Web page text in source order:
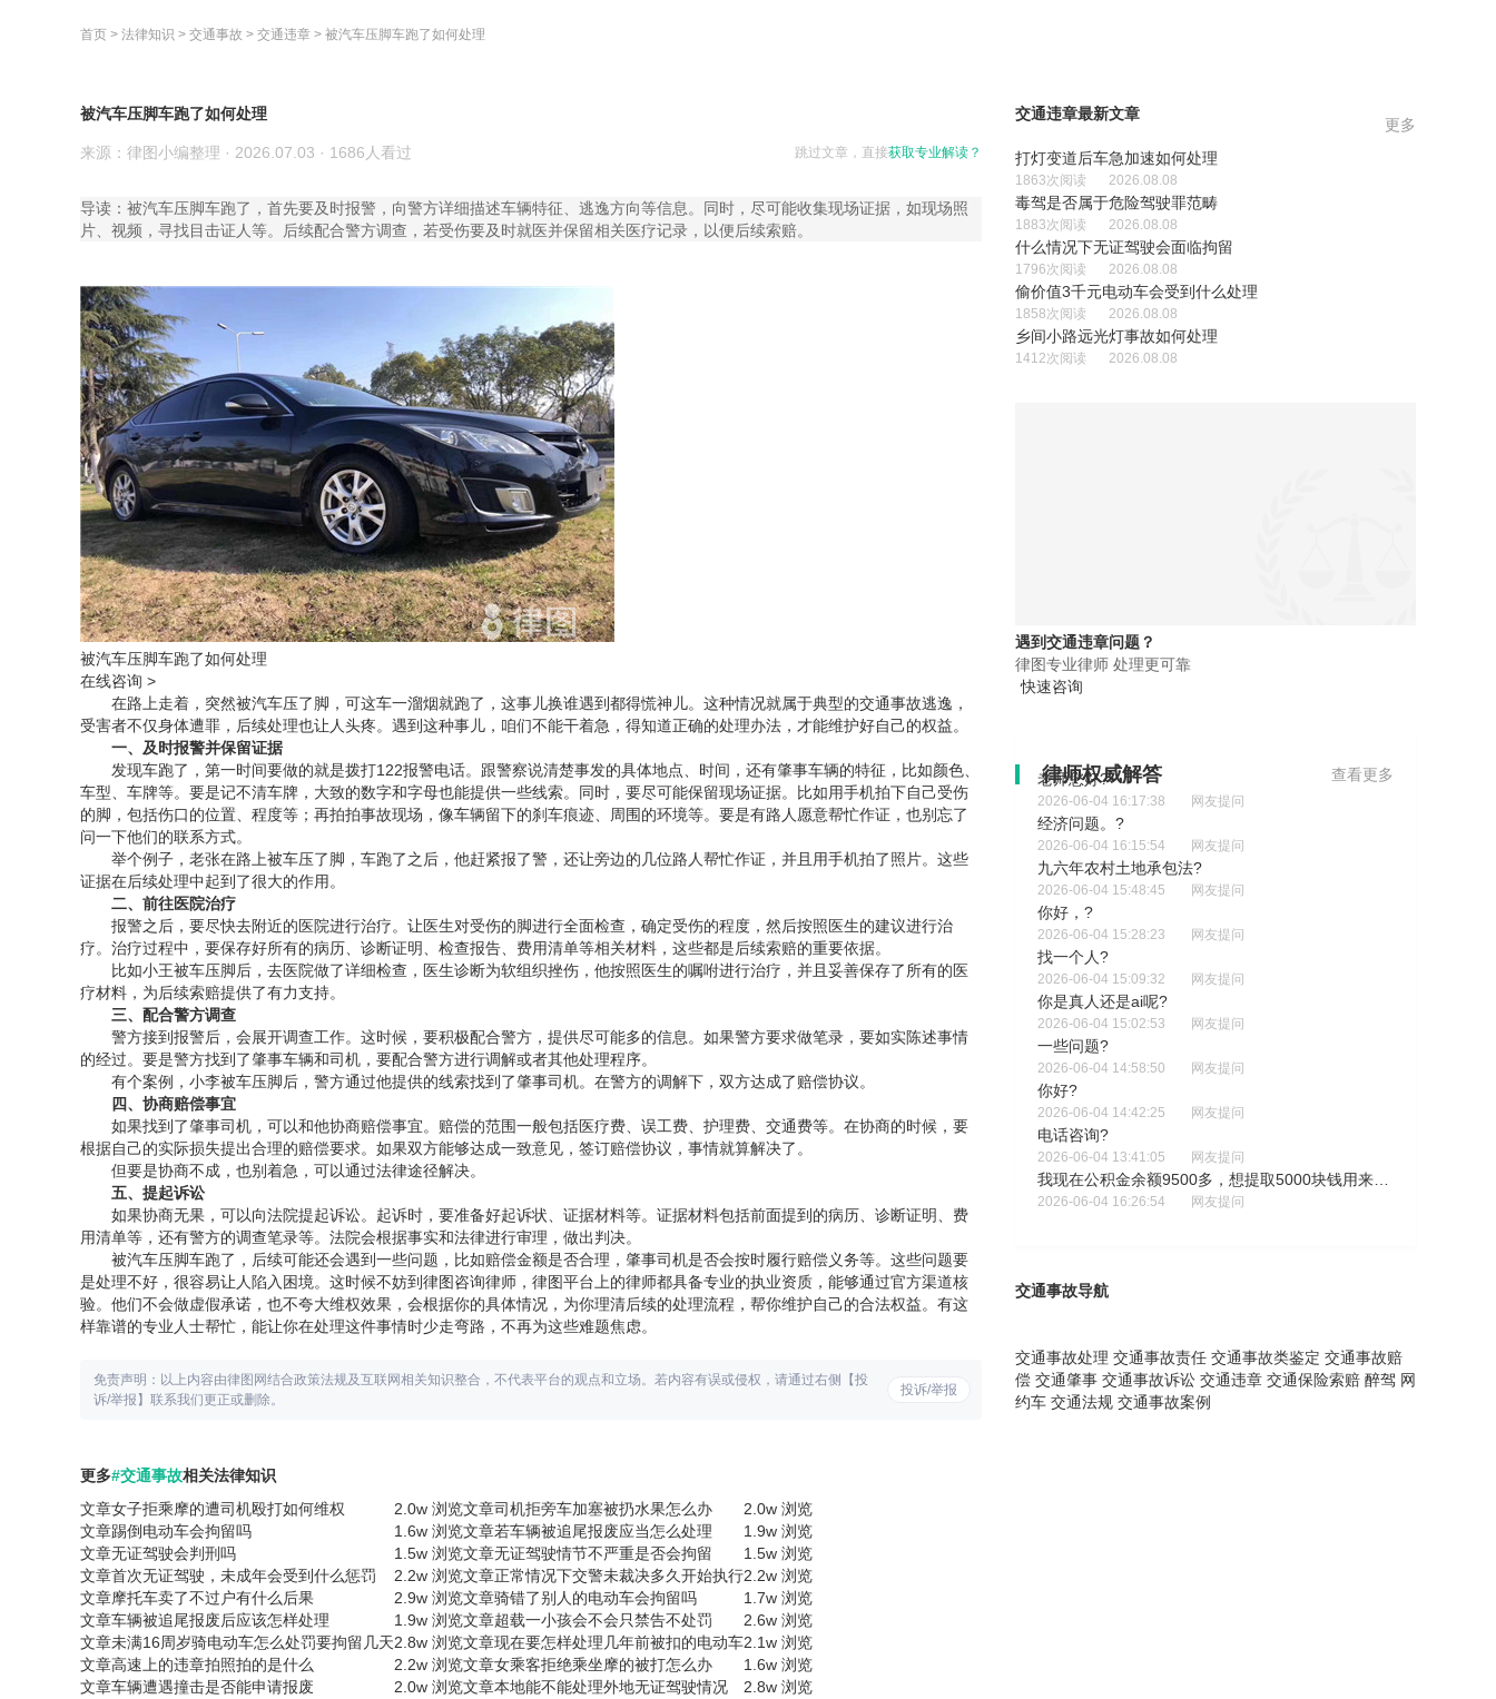
首页 > 法律知识 > 交通事故 > 交通违章 > 被汽车压脚车跑了如何处理
被汽车压脚车跑了如何处理
跳过文章，直接获取专业解读？
来源：律图小编整理 · 2026.07.03 · 1686人看过
导读：被汽车压脚车跑了，首先要及时报警，向警方详细描述车辆特征、逃逸方向等信息。同时，尽可能收集现场证据，如现场照
片、视频，寻找目击证人等。后续配合警方调查，若受伤要及时就医并保留相关医疗记录，以便后续索赔。
被汽车压脚车跑了如何处理
在线咨询 >
在路上走着，突然被汽车压了脚，可这车一溜烟就跑了，这事儿换谁遇到都得慌神儿。这种情况就属于典型的交通事故逃逸 ，
受害者不仅身体遭罪，后续处理也让人头疼。遇到这种事儿，咱们不能干着急，得知道正确的处理办法，才能维护好自己的权益。
一、及时报警并保留证据
发现车跑了，第一时间要做的就是拨打122报警电话。跟警察说清楚事发的具体地点、时间，还有肇事车辆的特征，比如颜色、
车型、车牌等。要是记不清车牌，大致的数字和字母也能提供一些线索。同时，要尽可能保留现场证据。比如用手机拍下自己受伤
的脚，包括伤口的位置、程度等；再拍拍事故现场，像车辆留下的刹车痕迹、周围的环境等。要是有路人愿意帮忙作证，也别忘了
问一下他们的联系方式。
举个例子，老张在路上被车压了脚，车跑了之后，他赶紧报了警，还让旁边的几位路人帮忙作证，并且用手机拍了照片。这些
证据在后续处理中起到了很大的作用。
二、前往医院治疗
报警之后，要尽快去附近的医院进行治疗。让医生对受伤的脚进行全面检查，确定受伤的程度，然后按照医生的建议进行治
疗。治疗过程中，要保存好所有的病历 、诊断证明、检查报告、费用清单等相关材料，这些都是后续索赔的重要依据。
比如小王被车压脚后，去医院做了详细检查，医生诊断为软组织挫伤，他按照医生的嘱咐进行治疗，并且妥善保存了所有的医
疗材料，为后续索赔提供了有力支持。
三、配合警方调查
警方接到报警后，会展开调查工作。这时候，要积极配合警方，提供尽可能多的信息。如果警方要求做笔录，要如实陈述事情
的经过。要是警方找到了肇事车辆和司机，要配合警方进行调解或者其他处理程序。
有个案例，小李被车压脚后，警方通过他提供的线索找到了肇事司机。在警方的调解下，双方达成了赔偿协议。
四、协商赔偿事宜
如果找到了肇事司机，可以和他协商赔偿事宜。赔偿的范围一般包括医疗费 误工费、 护理费 交通费等。在协商的时候，要
根据自己的实际损失提出合理的赔偿要求。如果双方能够达成一致意见，签订赔偿协议，事情就算解决了。
但要是协商不成，也别着急，可以通过法律途径解决。
五、提起诉讼
如果协商无果，可以向法院提起诉讼。起诉时，要准备好起诉状 、证据材料等。证据材料包括前面提到的病历、诊断证明、费
用清单等，还有警方的调查笔录等。法院会根据事实和法律进行审理，做出判决。
被汽车压脚车跑了，后续可能还会遇到一些问题，比如赔偿金额是否合理，肇事司机是否会按时履行赔偿义务等。这些问题要
是处理不好，很容易让人陷入困境。这时候不妨到律图咨询律师，律图平台上的律师都具备专业的执业资质，能够通过官方渠道核
验。他们不会做虚假承诺，也不夸大维权效果，会根据你的具体情况，为你理清后续的处理流程，帮你维护自己的合法权益。有这
样靠谱的专业人士帮忙，能让你在处理这件事情时少走弯路，不再为这些难题焦虑。
投诉/举报
免责声明：以上内容由律图网结合政策法规及互联网相关知识整合，不代表平台的观点和立场。若内容有误或侵权，请通过右侧【投
诉/举报】联系我们更正或删除。
更多#交通事故相关法律知识
2.0w 浏览
文章女子拒乘摩的遭司机殴打如何维权
1.6w 浏览
文章踢倒电动车会拘留吗
1.5w 浏览
文章无证驾驶会判刑吗
2.2w 浏览
文章首次无证驾驶，未成年会受到什么惩罚
2.9w 浏览
文章摩托车卖了不过户有什么后果
1.9w 浏览
文章车辆被追尾报废后应该怎样处理
2.8w 浏览
文章未满16周岁骑电动车怎么处罚要拘留几天
2.2w 浏览
文章高速上的违章拍照拍的是什么
2.0w 浏览
文章车辆遭遇撞击是否能申请报废
2.0w 浏览
文章司机拒旁车加塞被扔水果怎么办
1.9w 浏览
文章若车辆被追尾报废应当怎么处理
1.5w 浏览
文章无证驾驶情节不严重是否会拘留
2.2w 浏览
文章正常情况下交警未裁决多久开始执行
1.7w 浏览
文章骑错了别人的电动车会拘留吗
2.6w 浏览
文章超载一小孩会不会只禁告不处罚
2.1w 浏览
文章现在要怎样处理几年前被扣的电动车
1.6w 浏览
文章女乘客拒绝乘坐摩的被打怎么办
2.8w 浏览
文章本地能不能处理外地无证驾驶情况
更多
交通违章最新文章
打灯变道后车急加速如何处理
1863次阅读 2026.08.08
毒驾是否属于危险驾驶罪范畴
1883次阅读 2026.08.08
什么情况下无证驾驶会面临拘留
1796次阅读 2026.08.08
偷价值3千元电动车会受到什么处理
1858次阅读 2026.08.08
乡间小路远光灯事故如何处理
1412次阅读 2026.08.08
遇到交通违章问题？
律图专业律师 处理更可靠
快速咨询
律师权威解答 查看更多
老师您好?
2026-06-04 16:17:38 网友提问
经济问题。?
2026-06-04 16:15:54 网友提问
九六年农村土地承包法?
2026-06-04 15:48:45 网友提问
你好，?
2026-06-04 15:28:23 网友提问
找一个人?
2026-06-04 15:09:32 网友提问
你是真人还是ai呢?
2026-06-04 15:02:53 网友提问
一些问题?
2026-06-04 14:58:50 网友提问
你好?
2026-06-04 14:42:25 网友提问
电话咨询?
2026-06-04 13:41:05 网友提问
2026-06-04 16:26:54 网友提问
交通事故导航
交通事故处理 交通事故责任 交通事故类鉴定 交通事故赔
偿 交通肇事 交通事故诉讼 交通违章 交通保险索赔 醉驾 网
约车 交通法规 交通事故案例